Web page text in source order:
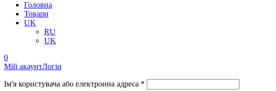
Головна
Товари
UK
RU
UK
0
Мій акаунтЛогін
Ім'я користувача або електронна адреса *